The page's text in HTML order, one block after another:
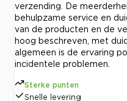
verzending. De
behulpzame service en
van de producten en de
hoog beschreven, met
algemeen is de ervaring
incidentele problemen.
Sterke punten
Snelle levering